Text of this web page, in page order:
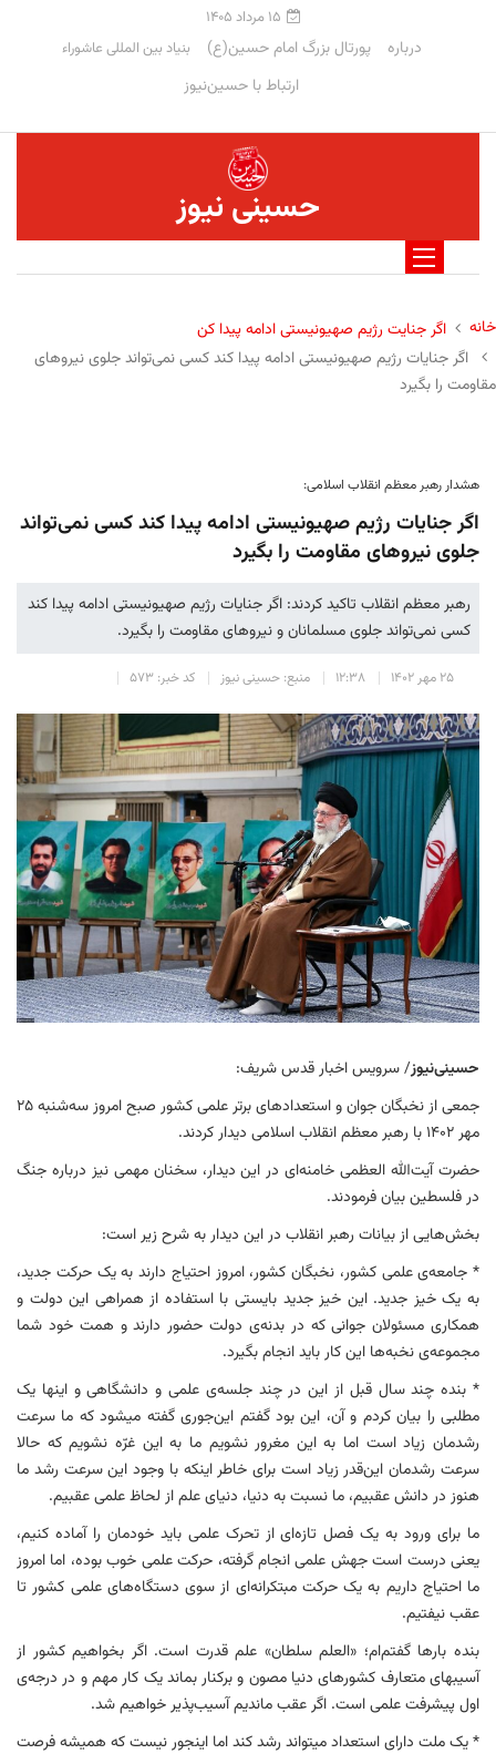
۱۵ مرداد ۱۴۰۵
درباره پورتال بزرگ امام حسین(ع) بنیاد بین المللی عاشوراء
ارتباط با حسین‌نیوز
حسینی نیوز
خانه
اگر جنایت رژیم صهیونیستی ادامه پیدا کن
اگر جنایات رژیم صهیونیستی ادامه پیدا کند کسی نمی‌‎تواند جلوی نیروهای
مقاومت را بگیرد
هشدار رهبر معظم انقلاب اسلامی:
اگر جنایات رژیم صهیونیستی ادامه پیدا کند کسی نمی‌‎تواند
جلوی نیروهای مقاومت را بگیرد
رهبر معظم انقلاب تاکید کردند: اگر جنایات رژیم صهیونیستی ادامه پیدا کند
کسی نمی‌‎تواند جلوی مسلمانان و نیروهای مقاومت را بگیرد.
۲۵ مهر ۱۴۰۲ ۱۲:۳۸ منبع: حسینی نیوز کد خبر: ۵۷۳
حسینی‌نیوز/ سرویس اخبار قدس شریف:
جمعی از نخبگان جوان و استعدادهای برتر علمی کشور صبح امروز سه‌شنبه ۲۵
مهر ۱۴۰۲ با رهبر معظم انقلاب اسلامی دیدار کردند.
حضرت آیت‌الله العظمی خامنه‌ای در این دیدار، سخنان مهمی نیز درباره جنگ
در فلسطین بیان فرمودند.
بخش‌هایی از بیانات رهبر انقلاب در این دیدار به شرح زیر است:
* جامعه‌ی علمی کشور، نخبگان کشور، امروز احتیاج دارند به یک حرکت جدید،
به یک خیز جدید. این خیز جدید بایستی با استفاده از همراهی این دولت و
همکاری مسئولان جوانی که در بدنه‌ی دولت حضور دارند و همت خود شما
مجموعه‌ی نخبه‌ها این کار باید انجام بگیرد.
* بنده چند سال قبل از این در چند جلسه‌ی علمی و دانشگاهی و اینها یک
مطلبی را بیان کردم و آن، این بود گفتم این‌جوری گفته میشود که ما سرعت
رشدمان زیاد است اما به این مغرور نشویم ما به این غرّه نشویم که حالا
سرعت رشدمان این‌قدر زیاد است برای خاطر اینکه با وجود این سرعت رشد ما
هنوز در دانش عقبیم، ما نسبت به دنیا، دنیای علم از لحاظ علمی عقبیم.
ما برای ورود به یک فصل تازه‌ای از تحرک علمی باید خودمان را آماده کنیم،
یعنی درست است جهش علمی انجام گرفته، حرکت علمی خوب بوده، اما امروز
ما احتیاج داریم به یک حرکت مبتکرانه‌ای از سوی دستگاه‌های علمی کشور تا
عقب نیفتیم.
بنده بارها گفتم‌ام؛ «العلم سلطان» علم قدرت است. اگر بخواهیم کشور از
آسیبهای متعارف کشورهای دنیا مصون و برکنار بماند یک کار مهم و در درجه‌ی
اول پیشرفت علمی است. اگر عقب ماندیم آسیب‌پذیر خواهیم شد.
* یک ملت دارای استعداد میتواند رشد کند اما اینجور نیست که همیشه فرصت